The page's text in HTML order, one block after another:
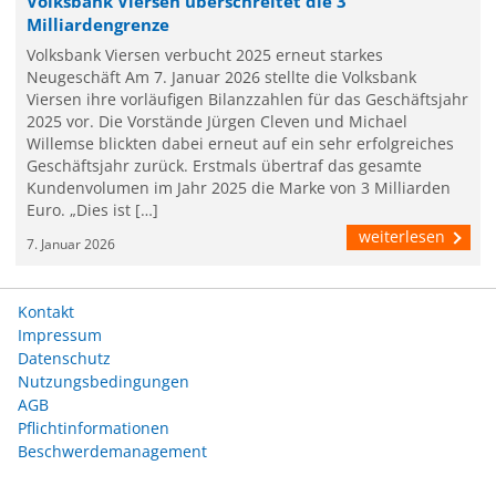
Milliardengrenze
Volksbank Viersen verbucht 2025 erneut starkes
Neugeschäft Am 7. Januar 2026 stellte die Volksbank
Viersen ihre vorläufigen Bilanzzahlen für das Geschäftsjahr
2025 vor. Die Vorstände Jürgen Cleven und Michael
Willemse blickten dabei erneut auf ein sehr erfolgreiches
Geschäftsjahr zurück. Erstmals übertraf das gesamte
Kundenvolumen im Jahr 2025 die Marke von 3 Milliarden
Euro. „Dies ist […]
7. Januar 2026 weiterlesen
Kontakt
Impressum
Datenschutz
Nutzungsbedingungen
AGB
Pflichtinformationen
Beschwerdemanagement